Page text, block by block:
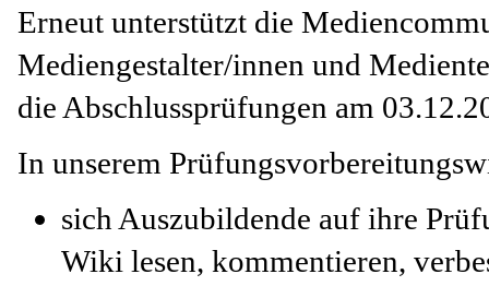
Erneut unterstützt die
Mediengestalter/innen und
die Abschlussprüfungen am
In unserem
sich Auszubildende auf ihre
Wiki lesen, kommentieren,